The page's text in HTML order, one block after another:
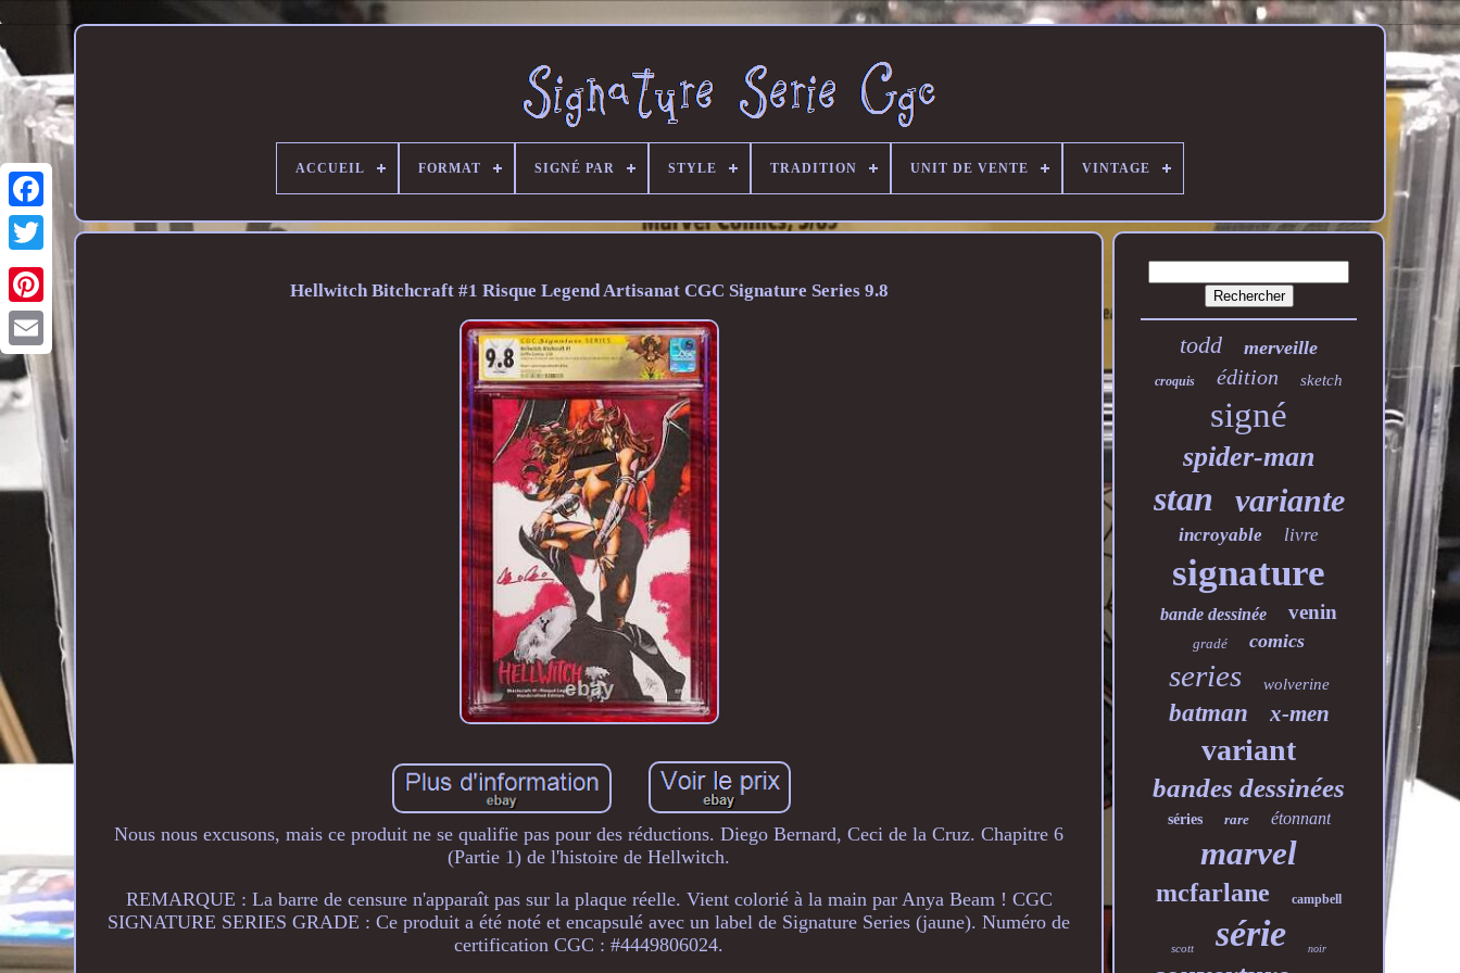
ACCUEIL FORMAT SIGNÉ PAR STYLE TRADITION UNIT DE VENTE VINTAGE
Hellwitch Bitchcraft #1 Risque Legend Artisanat CGC Signature Series 9.8
Nous nous excusons, mais ce produit ne se qualifie pas pour des réductions. Diego Bernard, Ceci de la Cruz. Chapitre 6
(Partie 1) de l'histoire de Hellwitch.
REMARQUE : La barre de censure n'apparaît pas sur la plaque réelle. Vient colorié à la main par Anya Beam ! CGC
SIGNATURE SERIES GRADE : Ce produit a été noté et encapsulé avec un label de Signature Series (jaune). Numéro de
certification CGC : #4449806024.
todd merveille
croquis édition sketch
signé
spider-man
stan variante
incroyable livre
signature
bande dessinée venin
gradé comics
series wolverine
batman x-men
variant
bandes dessinées
séries rare étonnant
marvel
mcfarlane campbell
scott série noir